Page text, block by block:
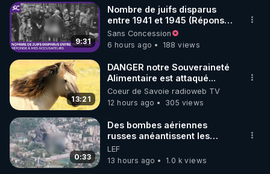
▶ 30 jours gratuit sur l’application de méditation et
de bien-être ENVOL :
Rendez-vous sur https://www.envol.app/code
le code : REGENERE
9:31
Nombre de juifs disparus
entre 1941 et 1945 (Réponse
à mes accusateurs)
Sans Concession
6 hours ago
188 views
13:21
DANGER notre Souveraineté
Alimentaire est attaqué...
Coeur de Savoie radioweb TV
12 hours ago
305 views
0:33
Des bombes aériennes
russes anéantissent les
centres de contrôle de
drones de 3 brigades
ukrainienne
LEF
13 hours ago
1.0 k views